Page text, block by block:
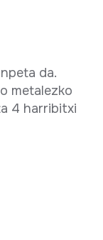
da.
metalezko
4 harribitxi